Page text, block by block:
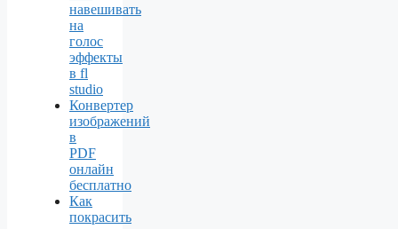
навешивать
на
голос
эффекты
в fl
studio
Конвертер
изображений
в
PDF
онлайн
бесплатно
Как
покрасить